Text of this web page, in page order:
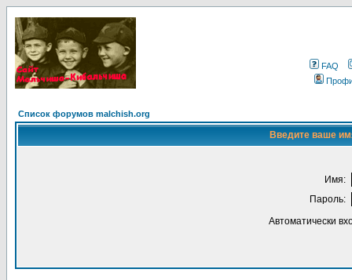
FAQ
Список форумов malchish.org
Введите ваше
Имя:
Пароль:
Автоматически